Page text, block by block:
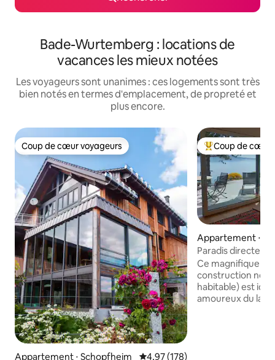
Bade-Wurtemberg : locations de
vacances les mieux notées
Les voyageurs sont unanimes : ces logements sont très
bien notés en termes d'emplacement, de propreté et
plus encore.
Coup de cœur voyageurs
Coup de cœur voyageurs
Appartement ⋅ Schopfheim Évaluation moyenne sur la
4,97 (178)
Coups de cœur
Coup de cœur
Appartement ⋅
dwigshafen
Paradis
sauna au bord de
Ce magnifique
construction
habitable) est
amoureux du lac